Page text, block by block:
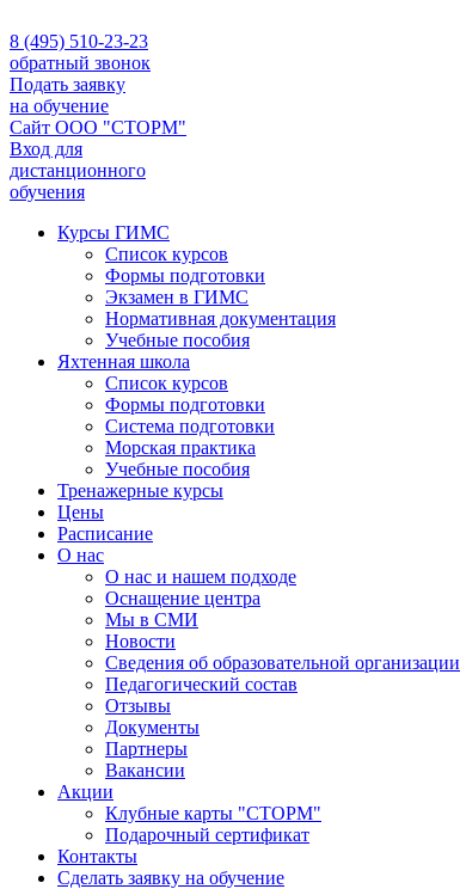
8 (495) 510-23-23
обратный звонок
Подать заявку
на обучение
Сайт ООО "СТОРМ"
Вход для
дистанционного
обучения
Курсы ГИМС
Список курсов
Формы подготовки
Экзамен в ГИМС
Нормативная документация
Учебные пособия
Яхтенная школа
Список курсов
Формы подготовки
Cистема подготовки
Морская практика
Учебные пособия
Тренажерные курсы
Цены
Расписание
О нас
О нас и нашем подходе
Оснащение центра
Мы в СМИ
Новости
Сведения об образовательной организации
Педагогический состав
Отзывы
Документы
Партнеры
Вакансии
Акции
Клубные карты "СТОРМ"
Подарочный сертификат
Контакты
Сделать заявку на обучение